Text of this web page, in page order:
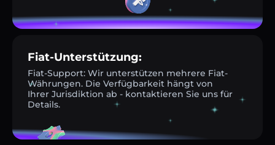
Fiat-Unterstützung:
Fiat-Support: Wir unterstützen mehrere Fiat-
Währungen. Die Verfügbarkeit hängt von
Ihrer Jurisdiktion ab - kontaktieren Sie uns für
Details.